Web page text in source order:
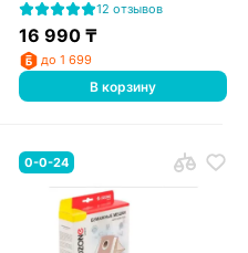
12 отзывов
16 990 ₸
до 1 699
В корзину
0-0-24